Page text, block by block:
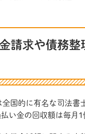
請求や債務
全国的に有名な司法書
い金の回収額は毎月